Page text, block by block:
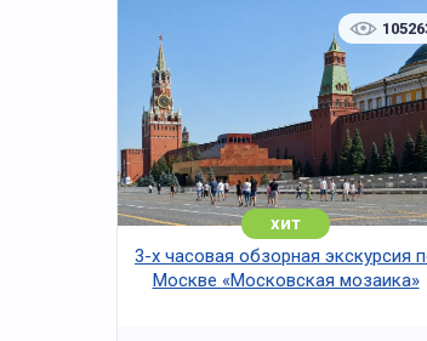
хит
3-х часовая обзорная экскурсия
Москве «Московская мозаика»